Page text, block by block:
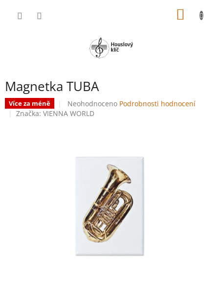
Magnetka TUBA
Více za méně
Průměrné
hodnocení
Neohodnoceno Podrobnosti hodnocení
Značka: VIENNA WORLD